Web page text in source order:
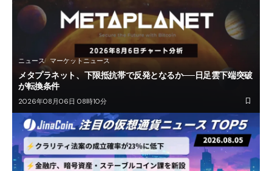
ニュース マーケットニュース
メタプラネット、下限抵抗帯で反発となるか──日足雲下端突破
が転換条件
2026年08月06日 08時10分